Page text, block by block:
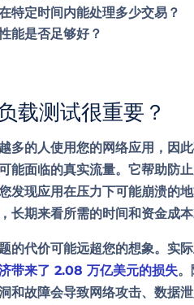
特定时间内能处理多少交易？
能是否足够好？
载测试很重要？
多的人使用您的网络应用，因
能面临的真实流量。它帮助防
发现应用在压力下可能崩溃的
长期来看所需的时间和资金成本
的代价可能远超您的想象。实
带来了 2.08 万亿美元的损失。
和故障会导致网络攻击、数据